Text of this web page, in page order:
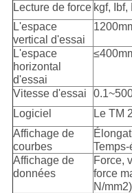
Lecture de force kgf, Ibf,
L'espace
vertical d'essai
L'espace
horizontal
d'essai
Vitesse d'essai
Logiciel
Le TM
Affichage de
courbes
Affichage de
données
Force,
force
N/